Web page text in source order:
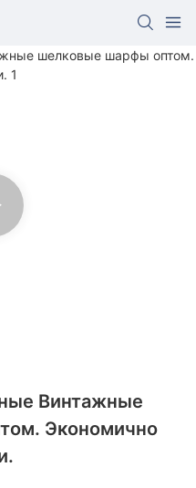
Винтажные
Экономично